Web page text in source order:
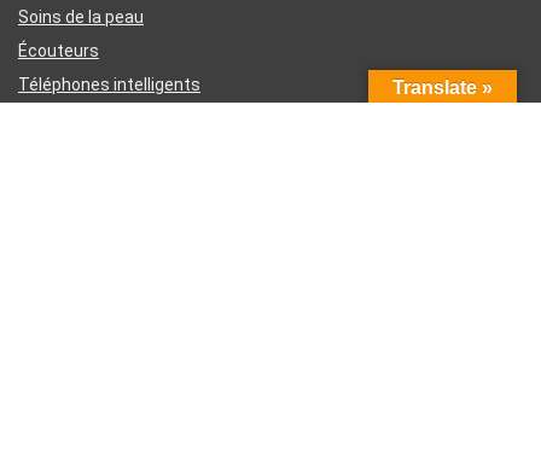
Soins de la peau
Écouteurs
Téléphones intelligents
Translate »